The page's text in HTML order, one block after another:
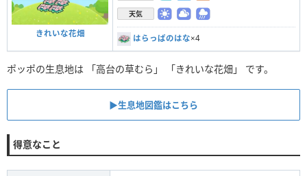
きれいな花畑
天気
はらっぱのはな×4
ポッポの生息地は 「高台の草むら」 「きれいな花畑」 です。
▶︎生息地図鑑はこちら
得意なこと